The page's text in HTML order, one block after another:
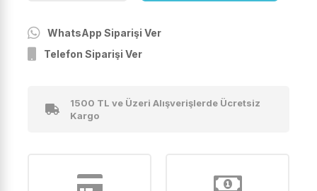
WhatsApp Siparişi Ver
Telefon Siparişi Ver
1500 TL ve Üzeri Alışverişlerde Ücretsiz
Kargo